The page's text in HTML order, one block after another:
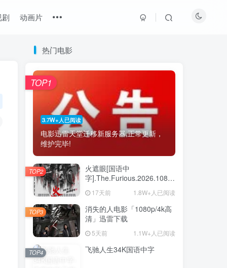
剧 动画片
热门电影
3.7W+人已阅读
电影迅雷天堂迁移新服务器,正常更新，
维护完毕!
TOP1
火遮眼[国语中
字].The.Furious.2026.1080p+2160p
17天前 1.8W+人已阅读
TOP2
消失的人电影「1080p/4k高
清」迅雷下载
5天前 1.1W+人已阅读
TOP3
飞驰人生34K国语中字
TOP4
最近更新
最新绝密任务 1080p/4k高清下载
怒杀电影「1080p-4k高清」下载
坠落也无妨电影夸克下载
4 猛尸一家亲「1080p高清」下载
5 《瑞奇·热维斯之街猫一族》百度云网盘夸克下载
6 《恋爱开运点》百度云网盘夸克下载.阿里云盘
TOP1